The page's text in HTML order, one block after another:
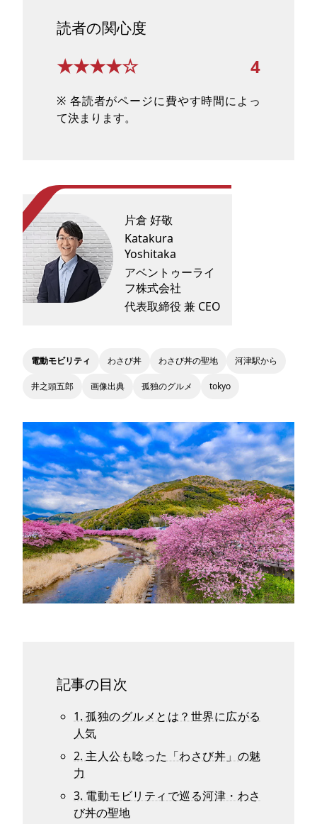
読者の関心度
★★★★☆ 4
※ 各読者がページに費やす時間によっ
て決まります。
片倉 好敬
Katakura
Yoshitaka
アベントゥーライ
フ株式会社
代表取締役 兼 CEO
電動モビリティ わさび丼 わさび丼の聖地 河津駅から
井之頭五郎 画像出典 孤独のグルメ tokyo
記事の目次
1. 孤独のグルメとは？世界に広がる
人気
2. 主人公も唸った「わさび丼」の魅
力
3. 電動モビリティで巡る河津・わさ
び丼の聖地